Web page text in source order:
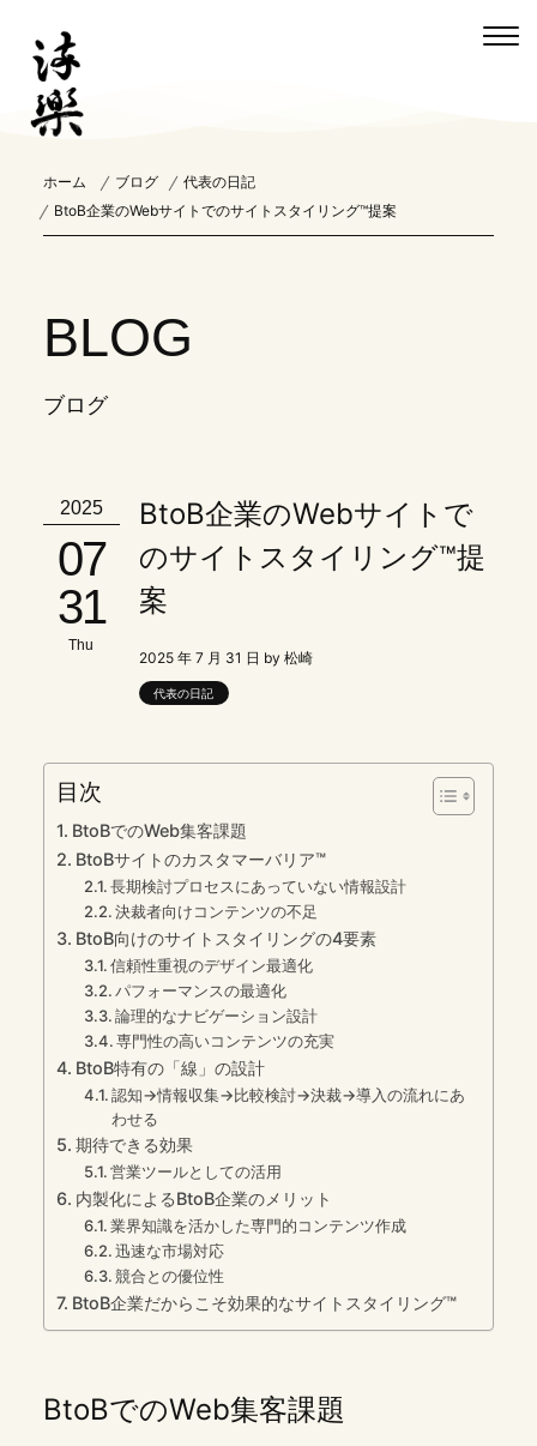
ホーム ブログ
代表の日記
BtoB企業のWebサイトでのサイトスタイリング™提案
BLOG
ブログ
2025
07
31
Thu
BtoB企業のWebサイトで
のサイトスタイリング™提
案
2025 年 7 月 31 日 by 松崎
代表の日記
目次
BtoBでのWeb集客課題
BtoBサイトのカスタマーバリア™
長期検討プロセスにあっていない情報設計
決裁者向けコンテンツの不足
BtoB向けのサイトスタイリングの4要素
信頼性重視のデザイン最適化
パフォーマンスの最適化
論理的なナビゲーション設計
専門性の高いコンテンツの充実
BtoB特有の「線」の設計
認知→情報収集→比較検討→決裁→導入の流れにあ
わせる
期待できる効果
営業ツールとしての活用
内製化によるBtoB企業のメリット
業界知識を活かした専門的コンテンツ作成
迅速な市場対応
競合との優位性
BtoB企業だからこそ効果的なサイトスタイリング™
BtoBでのWeb集客課題